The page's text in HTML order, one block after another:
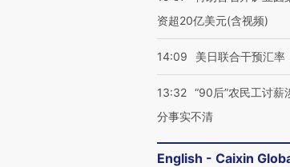
资超20亿美元(含视频)
14:09 美日联合干预汇率
13:32 “90后”农民工讨薪
分事实不清
English - Caixin